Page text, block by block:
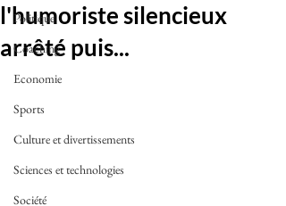
Politique
Coaching
Economie
Sports
Culture et divertissements
Sciences et technologies
Société
l'humoriste silencieux
arrêté puis...